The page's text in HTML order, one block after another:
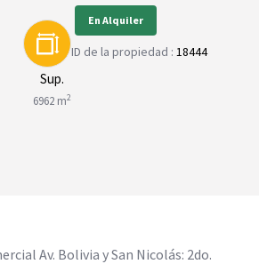
Sup.
6962 m2
En Alquiler
ID de la propiedad : 18444
Av. Bolivia y San Nicolás: 2do.